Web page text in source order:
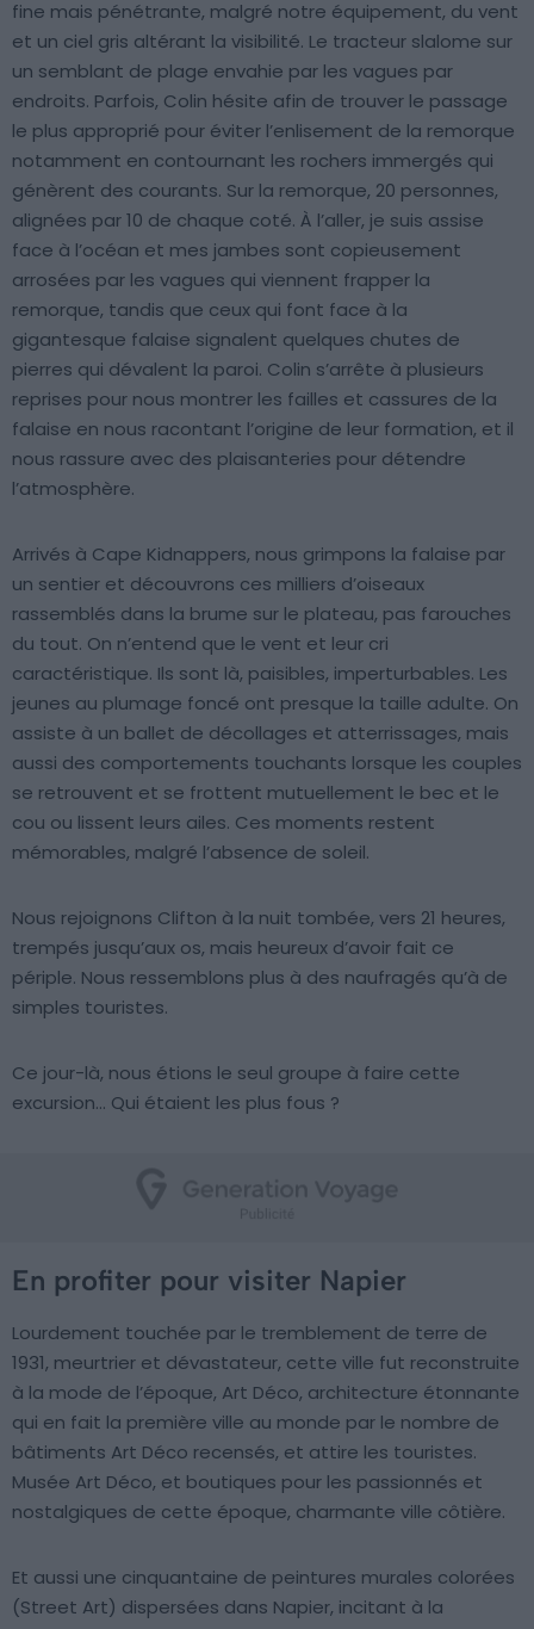
fine mais pénétrante, malgré notre équipement, du vent
et un ciel gris altérant la visibilité. Le tracteur slalome sur
un semblant de plage envahie par les vagues par
endroits. Parfois, Colin hésite afin de trouver le passage
le plus approprié pour éviter l’enlisement de la remorque
notamment en contournant les rochers immergés qui
génèrent des courants. Sur la remorque, 20 personnes,
alignées par 10 de chaque coté. À l’aller, je suis assise
face à l’océan et mes jambes sont copieusement
arrosées par les vagues qui viennent frapper la
remorque, tandis que ceux qui font face à la
gigantesque falaise signalent quelques chutes de
pierres qui dévalent la paroi. Colin s’arrête à plusieurs
reprises pour nous montrer les failles et cassures de la
falaise en nous racontant l’origine de leur formation, et il
nous rassure avec des plaisanteries pour détendre
l’atmosphère.
Arrivés à Cape Kidnappers, nous grimpons la falaise par
un sentier et découvrons ces milliers d’oiseaux
rassemblés dans la brume sur le plateau, pas farouches
du tout. On n’entend que le vent et leur cri
caractéristique. Ils sont là, paisibles, imperturbables. Les
jeunes au plumage foncé ont presque la taille adulte. On
assiste à un ballet de décollages et atterrissages, mais
aussi des comportements touchants lorsque les couples
se retrouvent et se frottent mutuellement le bec et le
cou ou lissent leurs ailes. Ces moments restent
mémorables, malgré l’absence de soleil.
Nous rejoignons Clifton à la nuit tombée, vers 21 heures,
trempés jusqu’aux os, mais heureux d’avoir fait ce
périple. Nous ressemblons plus à des naufragés qu’à de
simples touristes.
Ce jour-là, nous étions le seul groupe à faire cette
excursion… Qui étaient les plus fous ?
En profiter pour visiter Napier
Lourdement touchée par le tremblement de terre de
1931, meurtrier et dévastateur, cette ville fut reconstruite
à la mode de l’époque, Art Déco, architecture étonnante
qui en fait la première ville au monde par le nombre de
bâtiments Art Déco recensés, et attire les touristes.
Musée Art Déco, et boutiques pour les passionnés et
nostalgiques de cette époque, charmante ville côtière.
Et aussi une cinquantaine de peintures murales colorées
(Street Art) dispersées dans Napier, incitant à la